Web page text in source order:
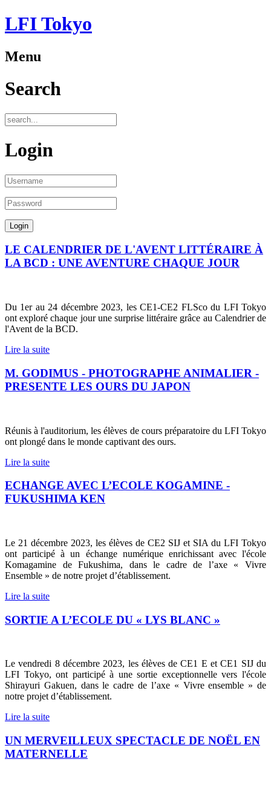
LFI Tokyo
Menu
Search
Login
LE CALENDRIER DE L'AVENT LITTÉRAIRE À
LA BCD : UNE AVENTURE CHAQUE JOUR
Du 1er au 24 décembre 2023, les CE1-CE2 FLSco du LFI Tokyo
ont exploré chaque jour une surprise littéraire grâce au Calendrier de
l'Avent de la BCD.
Lire la suite
M. GODIMUS - PHOTOGRAPHE ANIMALIER -
PRESENTE LES OURS DU JAPON
Réunis à l'auditorium, les élèves de cours préparatoire du LFI Tokyo
ont plongé dans le monde captivant des ours.
Lire la suite
ECHANGE AVEC L’ECOLE KOGAMINE -
FUKUSHIMA KEN
Le 21 décembre 2023, les élèves de CE2 SIJ et SIA du LFI Tokyo
ont participé à un échange numérique enrichissant avec l'école
Komagamine de Fukushima, dans le cadre de l’axe « Vivre
Ensemble » de notre projet d’établissement.
Lire la suite
SORTIE A L’ECOLE DU « LYS BLANC »
Le vendredi 8 décembre 2023, les élèves de CE1 E et CE1 SIJ du
LFI Tokyo, ont participé à une sortie exceptionnelle vers l'école
Shirayuri Gakuen, dans le cadre de l’axe « Vivre ensemble » de
notre projet d’établissement.
Lire la suite
UN MERVEILLEUX SPECTACLE DE NOËL EN
MATERNELLE